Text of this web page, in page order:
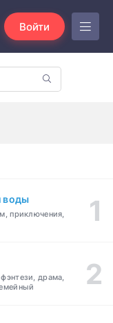
Войти
воды
приключения,
драма,